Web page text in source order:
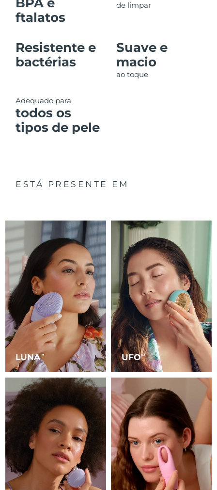
ftalatos
de limpar
Resistente e
bactérias
Suave e
macio
ao toque
Adequado para
todos os
tipos de pele
ESTÁ PRESENTE EM
LUNATM UFOTM